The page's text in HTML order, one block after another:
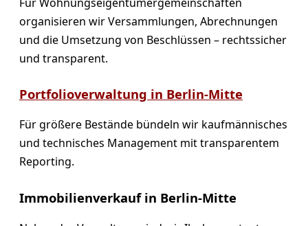
organisieren wir Versammlungen, Abrechnungen
und die Umsetzung von Beschlüssen – rechtssicher
und transparent.
Portfolioverwaltung in Berlin-Mitte
Für größere Bestände bündeln wir kaufmännisches
und technisches Management mit transparentem
Reporting.
Immobilienverkauf in Berlin-Mitte